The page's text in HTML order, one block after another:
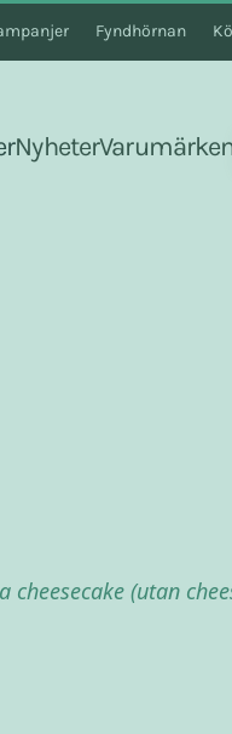
Fyndhörnan
Nyheter
(utan